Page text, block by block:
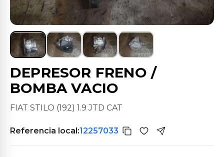
DEPRESOR FRENO /
BOMBA VACIO
FIAT STILO (192) 1.9 JTD CAT
Referencia local:12257033